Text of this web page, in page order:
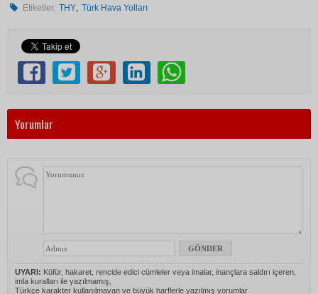
Etiketler: THY,Türk Hava Yolları
Yorumlar
UYARI: Küfür, hakaret, rencide edici cümleler veya imalar, inançlara saldırı içeren,
imla kuralları ile yazılmamış,
Türkçe karakter kullanılmayan ve büyük harflerle yazılmış yorumlar